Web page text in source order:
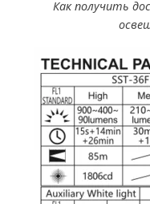
Как получить